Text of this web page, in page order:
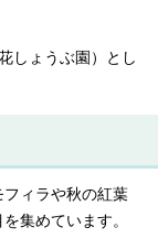
しょうぶ園）とし
ィラや秋の紅葉
集めています。